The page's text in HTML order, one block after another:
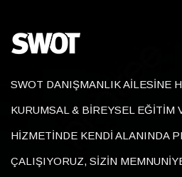
SWOT DANIŞMANLIK AİLESİNE
KURUMSAL & BİREYSEL EĞİTİM
HİZMETİNDE KENDİ ALANINDA
ÇALIŞIYORUZ, SİZİN